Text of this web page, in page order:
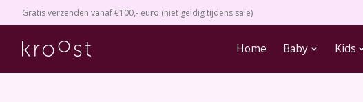
Gratis verzenden vanaf €100,- euro (niet geldig tijdens sale)
Home Baby Kids